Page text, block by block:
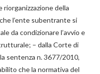
della
l’ente subentrante si
da condizionare l’avvio e
– dalla Corte di
sentenza n. 3677/2010,
che la normativa del